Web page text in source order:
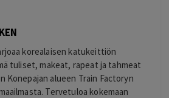
korealaisen katukeittiön
tuliset, makeat, rapeat ja tahmeat
Konepajan alueen Train Factoryn
Tervetuloa kokemaan